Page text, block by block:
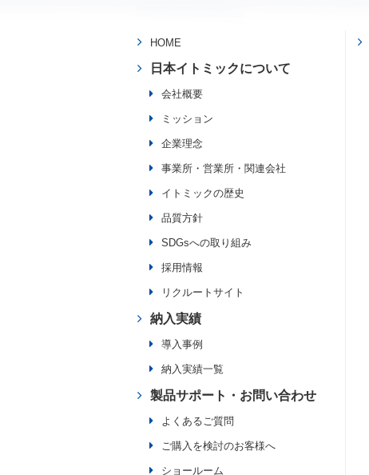
HOME
日本イトミックについて
会社概要
ミッション
企業理念
事業所・営業所・関連会社
イトミックの歴史
品質方針
SDGsへの取り組み
採用情報
リクルートサイト
納入実績
導入事例
納入実績一覧
製品サポート・お問い合わせ
よくあるご質問
ご購入を検討のお客様へ
ショールーム